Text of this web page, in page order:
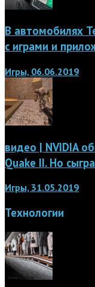
В автомобилях
с играми и
Игры, 06.06.2019
видео | NVIDIA
Quake II. Но
Игры, 31.05.2019
Технологии